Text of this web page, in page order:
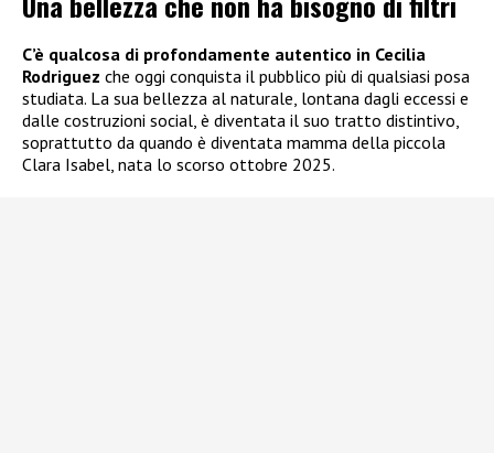
C’è qualcosa di profondamente autentico in Cecilia
Rodriguez che oggi conquista il pubblico più di qualsiasi posa
studiata. La sua bellezza al naturale, lontana dagli eccessi e
dalle costruzioni social, è diventata il suo tratto distintivo,
soprattutto da quando è diventata mamma della piccola
Clara Isabel, nata lo scorso ottobre 2025.